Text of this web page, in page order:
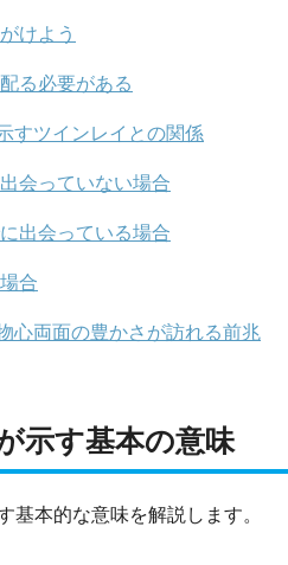
けよう
る必要がある
すツインレイとの関係
会っていない場合
出会っている場合
合
心両面の豊かさが訪れる前兆
示す基本の意味
基本的な意味を解説します。